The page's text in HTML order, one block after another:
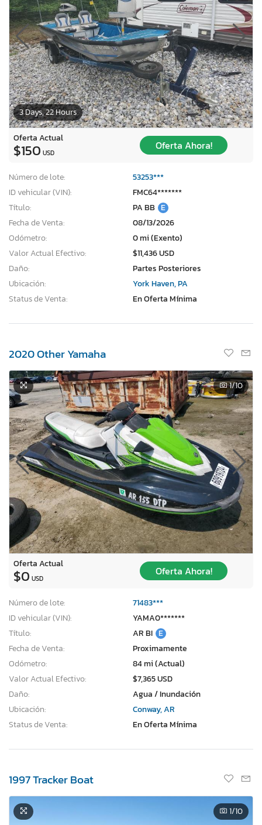
3 Days, 22 Hours
Oferta Actual
$150 USD
Oferta Ahora!
Número de lote:
53253***
ID vehicular (VIN):
FMC64*******
Título:
PA BB E
Fecha de Venta:
08/13/2026
Odómetro:
0 mi (Exento)
Valor Actual Efectivo:
$11,436 USD
Daño:
Partes Posteriores
Ubicación:
York Haven, PA
Status de Venta:
En Oferta Mínima
2020 Other Yamaha
1/10
Oferta Actual
$0 USD
Oferta Ahora!
Número de lote:
71483***
ID vehicular (VIN):
YAMA0*******
Título:
AR BI E
Fecha de Venta:
Proximamente
Odómetro:
84 mi (Actual)
Valor Actual Efectivo:
$7,365 USD
Daño:
Agua / Inundación
Ubicación:
Conway, AR
Status de Venta:
En Oferta Mínima
1997 Tracker Boat
1/10